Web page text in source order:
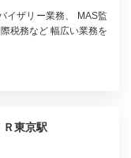
イザリー業務、 MAS監
税務など 幅広い業務を
Ｒ東京駅